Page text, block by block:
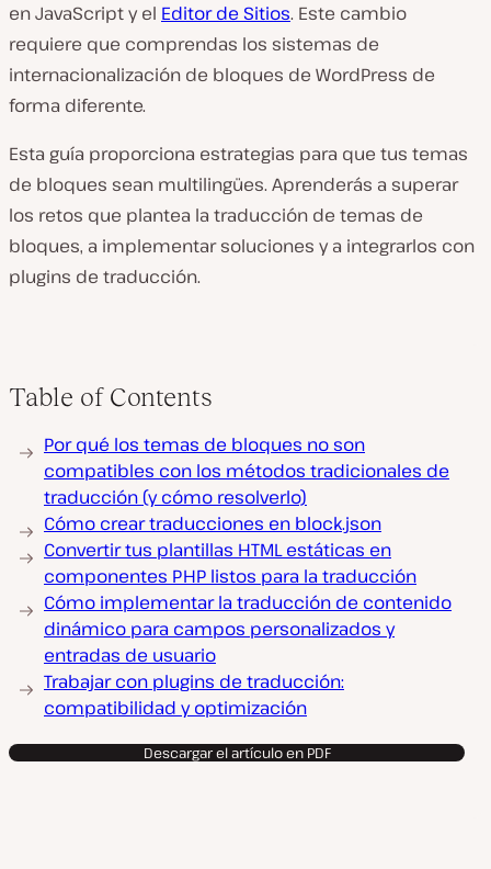
en JavaScript y el Editor de Sitios. Este cambio
requiere que comprendas los sistemas de
internacionalización de bloques de WordPress de
forma diferente.
Esta guía proporciona estrategias para que tus temas
de bloques sean multilingües. Aprenderás a superar
los retos que plantea la traducción de temas de
bloques, a implementar soluciones y a integrarlos con
plugins de traducción.
Table of Contents
Por qué los temas de bloques no son
compatibles con los métodos tradicionales de
traducción (y cómo resolverlo)
Cómo crear traducciones en block.json
Convertir tus plantillas HTML estáticas en
componentes PHP listos para la traducción
Cómo implementar la traducción de contenido
dinámico para campos personalizados y
entradas de usuario
Trabajar con plugins de traducción:
compatibilidad y optimización
Descargar el artículo en PDF